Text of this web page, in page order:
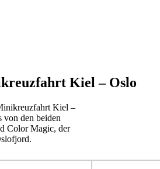
Kiel – Oslo
Kiel –
von den beiden
Color Magic, der